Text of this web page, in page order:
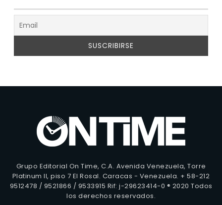
Grupo Editorial On Time, C.A. Avenida Venezuela, Torre
Platinum II, piso 7 El Rosal. Caracas - Venezuela. + 58-212
9512478 / 9521866 / 9533915 Rif: j-29623414-0 ® 2020 Todos
los derechos reservados.